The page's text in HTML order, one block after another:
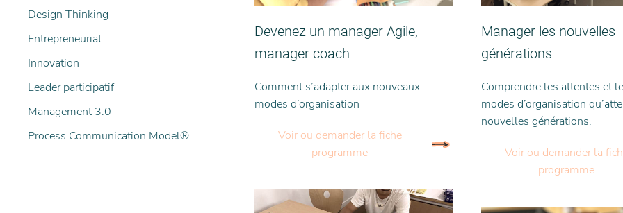
Design Thinking
Entrepreneuriat
Innovation
Leader participatif
Management 3.0
Process Communication Model®
Devenez un manager Agile,
manager coach
Comment s’adapter aux nouveaux
modes d’organisation
Voir ou demander la fiche
programme
Manager les nouvelles
générations
Comprendre les attentes et
modes d’organisation
nouvelles générations.
Voir ou demander la
programme